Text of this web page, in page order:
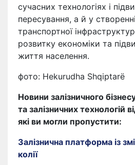
сучасних технологіях і
пересування, а й у
транспортної
розвитку економіки та
життя населення.
фото: Hekurudha Shqiptarë
Новини залізничного
та залізничних технологій
які ви могли пропустити:
Залізнична платформа із
колії